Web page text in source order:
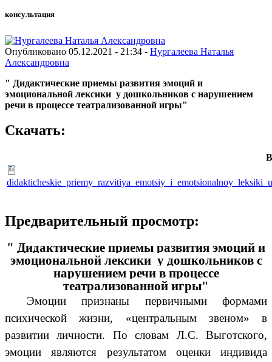
консультация
Опубликовано 05.12.2021 - 21:34 - Нургалеева Наталья
Александровна
" Дидактические приемы развития эмоций и
эмоциональной лексики у дошкольников с нарушением
речи в процессе театрализованной игры"
Скачать:
Предварительный просмотр:
" Дидактические приемы развития эмоций и
эмоциональной лексики у дошкольников с
нарушением речи в процессе
театрализованной игры"
Эмоции признаны первичными формами
психической жизни, «центральным звеном» в
развитии личности. По словам Л.С. Выготского,
эмоции являются результатом оценки индивида